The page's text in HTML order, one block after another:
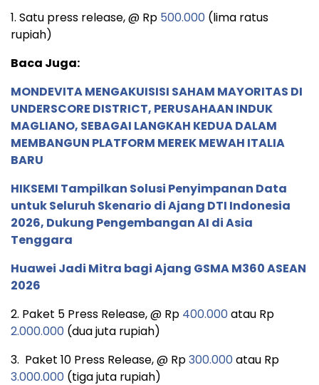
1. Satu press release, @ Rp 500.000 (lima ratus
rupiah)
Baca Juga:
MONDEVITA MENGAKUISISI SAHAM MAYORITAS DI
UNDERSCORE DISTRICT, PERUSAHAAN INDUK
MAGLIANO, SEBAGAI LANGKAH KEDUA DALAM
MEMBANGUN PLATFORM MEREK MEWAH ITALIA
BARU
HIKSEMI Tampilkan Solusi Penyimpanan Data
untuk Seluruh Skenario di Ajang DTI Indonesia
2026, Dukung Pengembangan AI di Asia
Tenggara
Huawei Jadi Mitra bagi Ajang GSMA M360 ASEAN
2026
2. Paket 5 Press Release, @ Rp 400.000atau Rp
2.000.000 (dua juta rupiah)
3. Paket 10 Press Release, @ Rp300.000atau Rp
3.000.000 (tiga juta rupiah)